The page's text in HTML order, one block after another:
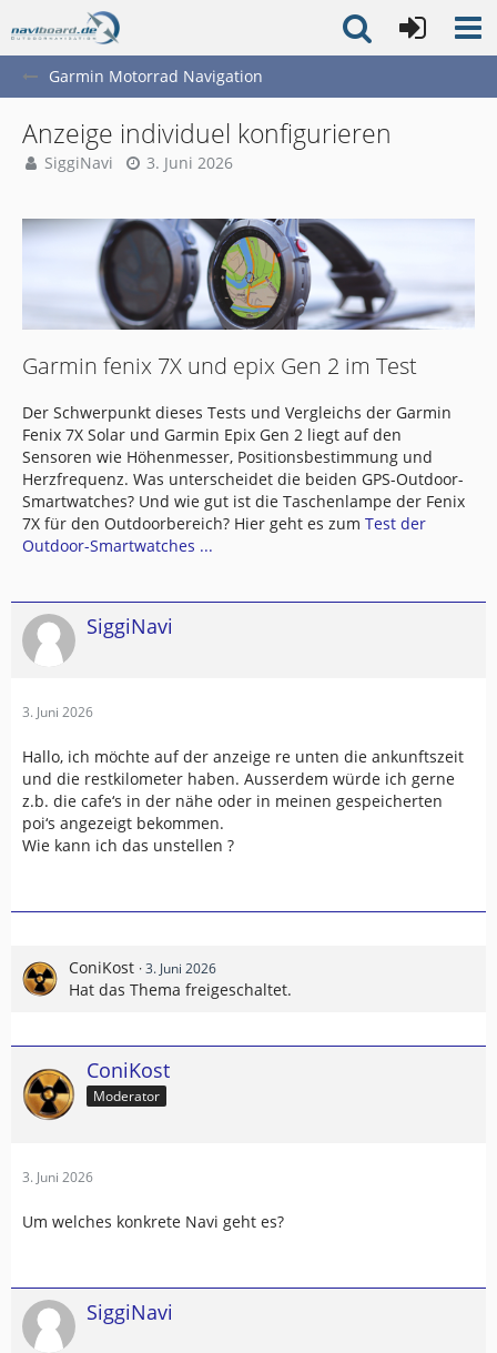
Garmin Motorrad Navigation
Anzeige individuel konfigurieren
SiggiNavi 3. Juni 2026
Garmin fenix 7X und epix Gen 2 im Test
Der Schwerpunkt dieses Tests und Vergleichs der Garmin
Fenix 7X Solar und Garmin Epix Gen 2 liegt auf den
Sensoren wie Höhenmesser, Positionsbestimmung und
Herzfrequenz. Was unterscheidet die beiden GPS-Outdoor-
Smartwatches? Und wie gut ist die Taschenlampe der Fenix
7X für den Outdoorbereich? Hier geht es zum Test der
Outdoor-Smartwatches ...
SiggiNavi
3. Juni 2026
Hallo, ich möchte auf der anzeige re unten die ankunftszeit
und die restkilometer haben. Ausserdem würde ich gerne
z.b. die cafe‘s in der nähe oder in meinen gespeicherten
poi‘s angezeigt bekommen.
Wie kann ich das unstellen ?
ConiKost 3. Juni 2026
Hat das Thema freigeschaltet.
ConiKost
Moderator
3. Juni 2026
Um welches konkrete Navi geht es?
SiggiNavi